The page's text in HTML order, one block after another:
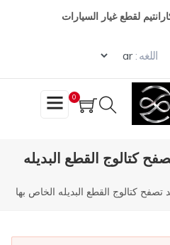
لقطع غيار السيارات
اللغه : Select your
0
كتالوج القطع البديله
تصفح كتالوج القطع البديله الخاص بها